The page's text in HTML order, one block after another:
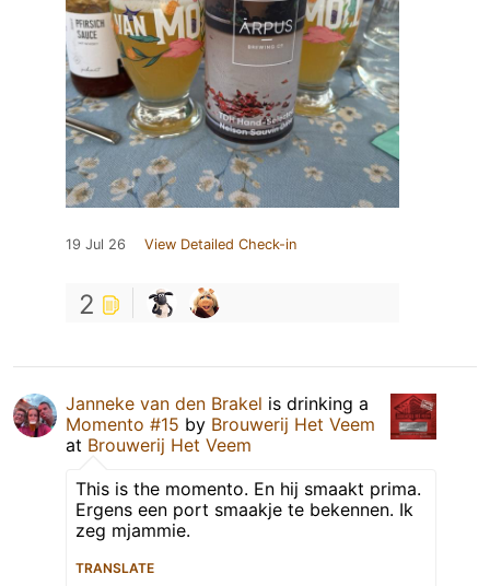
19 Jul 26 View Detailed Check-in
2
Janneke van den Brakel is drinking a
Momento #15 by Brouwerij Het Veem
at Brouwerij Het Veem
This is the momento. En hij smaakt prima.
Ergens een port smaakje te bekennen. Ik
zeg mjammie.
TRANSLATE